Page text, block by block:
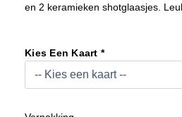
en 2 keramieken shotglaasjes.
Kies Een Kaart *
Borrelcadeau
Aantal